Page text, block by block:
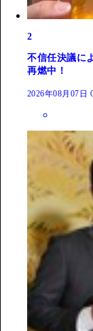
2
不信任決議に
再燃中！
2026年08月07日